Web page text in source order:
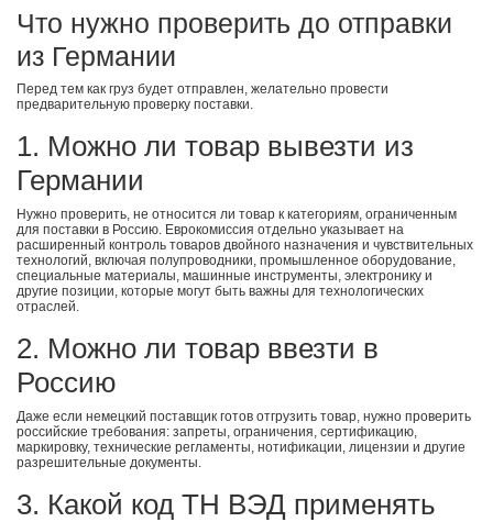
Что нужно проверить до отправки
из Германии
Перед тем как груз будет отправлен, желательно провести
предварительную проверку поставки.
1. Можно ли товар вывезти из
Германии
Нужно проверить, не относится ли товар к категориям, ограниченным
для поставки в Россию. Еврокомиссия отдельно указывает на
расширенный контроль товаров двойного назначения и чувствительных
технологий, включая полупроводники, промышленное оборудование,
специальные материалы, машинные инструменты, электронику и
другие позиции, которые могут быть важны для технологических
отраслей.
2. Можно ли товар ввезти в
Россию
Даже если немецкий поставщик готов отгрузить товар, нужно проверить
российские требования: запреты, ограничения, сертификацию,
маркировку, технические регламенты, нотификации, лицензии и другие
разрешительные документы.
3. Какой код ТН ВЭД применять